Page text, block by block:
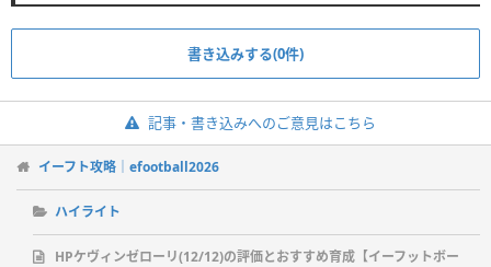
書き込みする(0件)
記事・書き込みへのご意見はこちら
イーフト攻略｜efootball2026
ハイライト
HPケヴィンゼローリ(12/12)の評価とおすすめ育成【イーフットボー